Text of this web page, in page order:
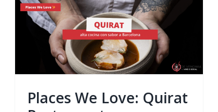
Places We Love: Quirat